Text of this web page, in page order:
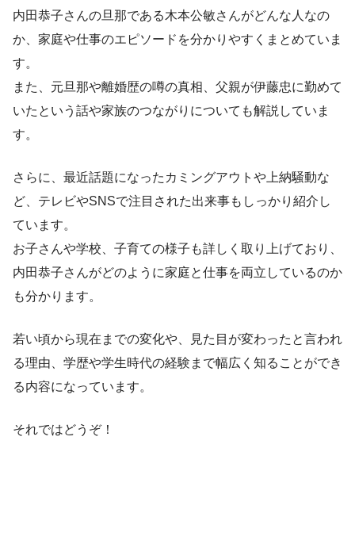
内田恭子さんの旦那である木本公敏さんがどんな人なの
か、家庭や仕事のエピソードを分かりやすくまとめていま
す。
また、元旦那や離婚歴の噂の真相、父親が伊藤忠に勤めて
いたという話や家族のつながりについても解説していま
す。
さらに、最近話題になったカミングアウトや上納騒動な
ど、テレビやSNSで注目された出来事もしっかり紹介し
ています。
お子さんや学校、子育ての様子も詳しく取り上げており、
内田恭子さんがどのように家庭と仕事を両立しているのか
も分かります。
若い頃から現在までの変化や、見た目が変わったと言われ
る理由、学歴や学生時代の経験まで幅広く知ることができ
る内容になっています。
それではどうぞ！